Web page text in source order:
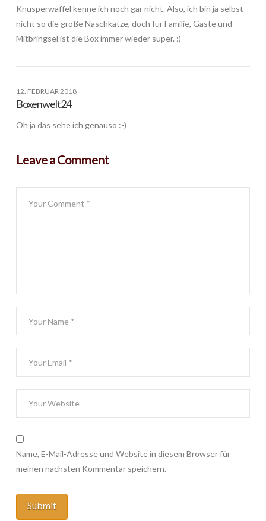
Knusperwaffel kenne ich noch gar nicht. Also, ich bin ja selbst
nicht so die große Naschkatze, doch für Familie, Gäste und
Mitbringsel ist die Box immer wieder super. :)
12. FEBRUAR 2018
Boxenwelt24
Oh ja das sehe ich genauso :-)
Leave a Comment
Name, E-Mail-Adresse und Website in diesem Browser für
meinen nächsten Kommentar speichern.